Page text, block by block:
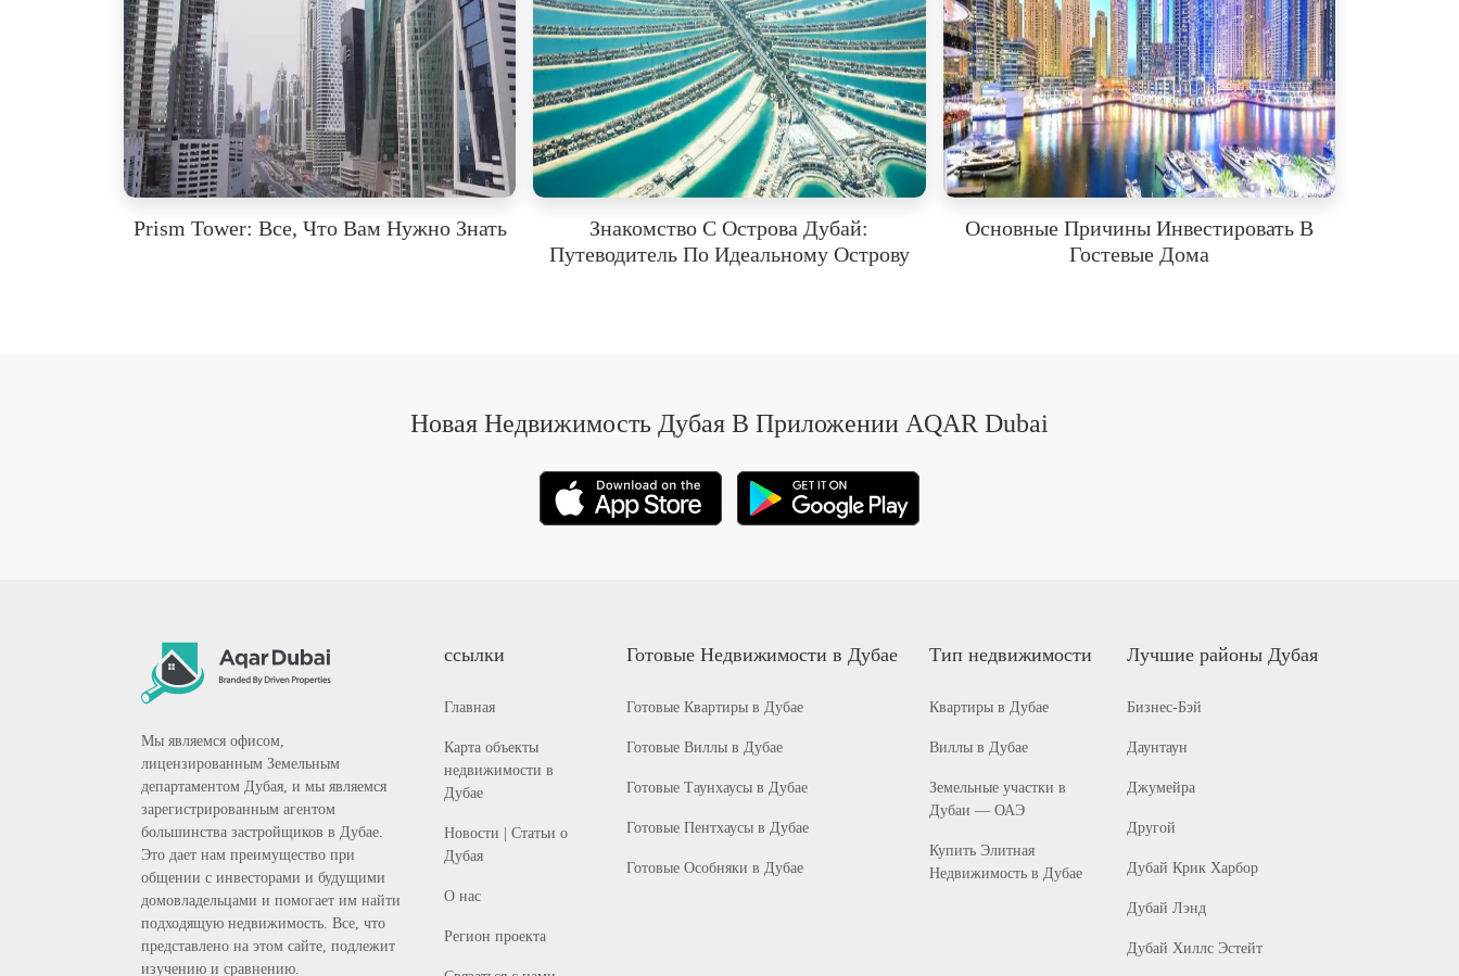
Prism Tower: Все, Что Вам Нужно Знать
Знакомство С Острова Дубай:
Путеводитель По Идеальному Острову
Основные Причины Инвестировать В
Гостевые Дома
Новая Недвижимость Дубая В Приложении AQAR Dubai
Мы являемся офисом,
лицензированным Земельным
департаментом Дубая, и мы являемся
зарегистрированным агентом
большинства застройщиков в Дубае.
Это дает нам преимущество при
общении с инвесторами и будущими
домовладельцами и помогает им найти
подходящую недвижимость. Все, что
представлено на этом сайте, подлежит
изучению и сравнению.
ссылки
Главная
Карта объекты
недвижимости в
Дубае
Новости | Статьи о
Дубая
О нас
Регион проекта
Готовые Недвижимости в Дубае
Готовые Квартиры в Дубае
Готовые Виллы в Дубае
Готовые Таунхаусы в Дубае
Готовые Пентхаусы в Дубае
Готовые Особняки в Дубае
Тип недвижимости
Квартиры в Дубае
Виллы в Дубае
Земельные участки в
Дубаи — ОАЭ
Купить Элитная
Недвижимость в Дубае
Лучшие районы Дубая
Бизнес-Бэй
Даунтаун
Джумейра
Другой
Дубай Крик Харбор
Дубай Лэнд
Дубай Хиллс Эстейт